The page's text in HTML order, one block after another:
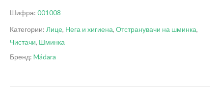
Шифра: 001008
Категории: Лице, Нега и хигиена, Отстранувачи на шминка,
Чистачи, Шминка
Бренд: Mádara